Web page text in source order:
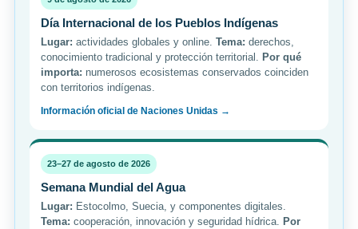
Día Internacional de los Pueblos Indígenas
Lugar: actividades globales y online. Tema: derechos,
conocimiento tradicional y protección territorial. Por qué
importa: numerosos ecosistemas conservados coinciden
con territorios indígenas.
Información oficial de Naciones Unidas →
23–27 de agosto de 2026
Semana Mundial del Agua
Lugar: Estocolmo, Suecia, y componentes digitales.
Tema: cooperación, innovación y seguridad hídrica. Por